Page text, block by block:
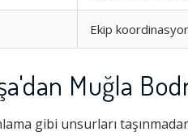
Ekip
Muğla
gibi unsurları